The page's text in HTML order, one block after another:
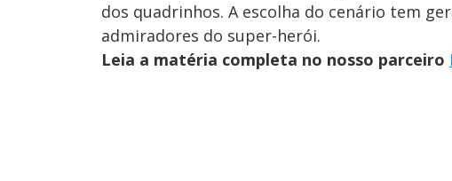
dos quadrinhos. A escolha do cenário tem
admiradores do super-herói.
Leia a matéria completa no nosso parceiro